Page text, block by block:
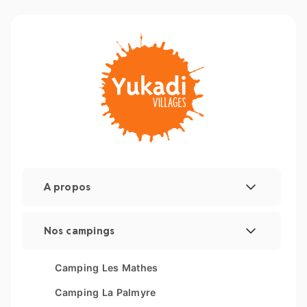
A propos
Plan du site
Nos campings
Les Couleurs de la Coubre
Parc Sainte Brigitte
Camping Les Mathes
Camping La Palmyre